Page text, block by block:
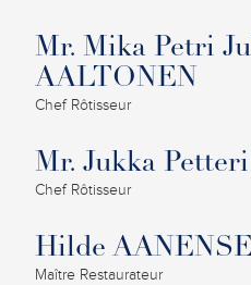
Mr. Mika Petri
AALTONEN
Chef Rôtisseur
Mr. Jukka
Chef Rôtisseur
Hilde
Maître Restaurateur